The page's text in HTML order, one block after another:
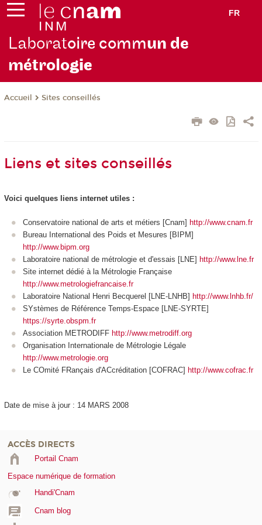
FR
Laboratoire commun de
métrologie
Accueil Sites conseillés
Liens et sites conseillés
Voici quelques liens internet utiles :
Conservatoire national de arts et métiers [Cnam] http://www.cnam.fr
Bureau International des Poids et Mesures [BIPM]
http://www.bipm.org
Laboratoire national de métrologie et d'essais [LNE] http://www.lne.fr
Site internet dédié à la Métrologie Française
http://www.metrologiefrancaise.fr
Laboratoire National Henri Becquerel [LNE-LNHB] http://www.lnhb.fr/
SYstèmes de Référence Temps-Espace [LNE-SYRTE]
https://syrte.obspm.fr
Association METRODIFF http://www.metrodiff.org
Organisation Internationale de Métrologie Légale
http://www.metrologie.org
Le COmité FRançais d'ACcréditation [COFRAC] http://www.cofrac.fr
Date de mise à jour : 14 MARS 2008
ACCÈS DIRECTS
Portail Cnam
Espace numérique de formation
Handi'Cnam
Cnam blog